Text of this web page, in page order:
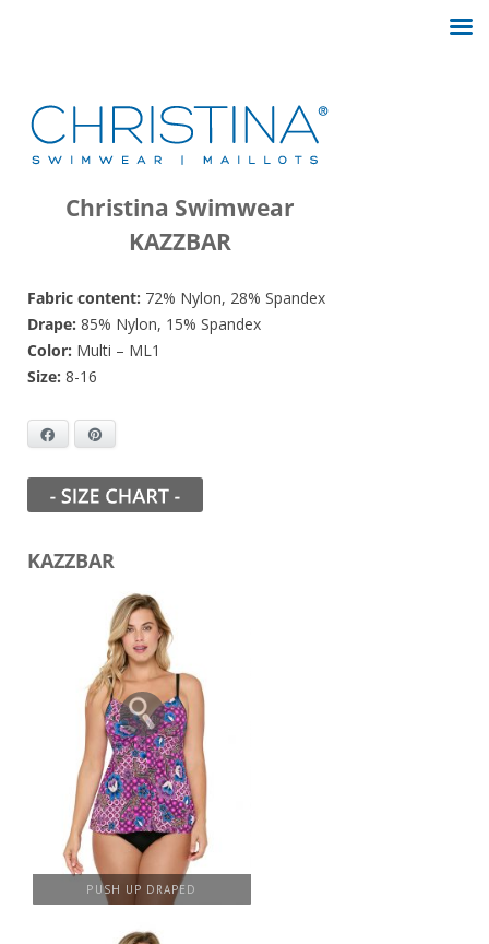
Christina Swimwear
KAZZBAR
Fabric content: 72% Nylon, 28% Spandex
Drape: 85% Nylon, 15% Spandex
Color: Multi – ML1
Size: 8-16
Facebook
KAZZBAR
PUSH UP DRAPED